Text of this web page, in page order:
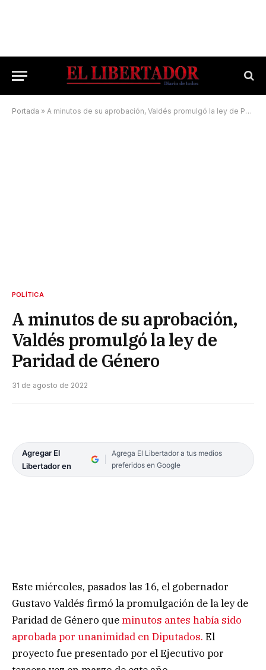
Portada » A minutos de su aprobación, Valdés promulgó la ley de Paridad de Género
POLÍTICA
A minutos de su aprobación,
Valdés promulgó la ley de
Paridad de Género
31 de agosto de 2022
Agregar El
Libertador en
Agrega El Libertador a tus medios
preferidos en Google
Este miércoles, pasados las 16, el gobernador
Gustavo Valdés firmó la promulgación de la ley de
Paridad de Género queminutos antes había sido
aprobada por unanimidad en Diputados. El
proyecto fue presentado por el Ejecutivo por